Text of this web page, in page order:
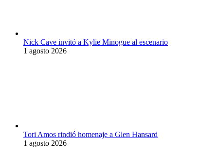
Nick Cave invitó a Kylie Minogue al escenario
1 agosto 2026
Tori Amos rindió homenaje a Glen Hansard
1 agosto 2026